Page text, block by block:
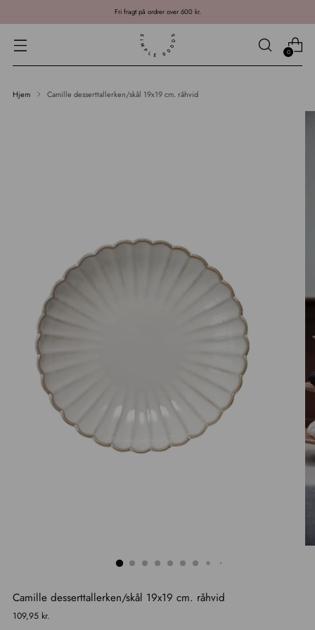
Fri fragt på ordrer over 600 kr.
0
Hjem Camille desserttallerken/skål 19x19 cm. råhvid
Camille desserttallerken/skål 19x19 cm. råhvid
Normal
109,95 kr.